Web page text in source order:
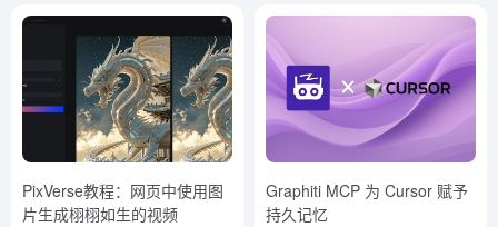
PixVerse教程：网页中使用图
片生成栩栩如生的视频
Graphiti MCP 为 Cursor 赋予
持久记忆